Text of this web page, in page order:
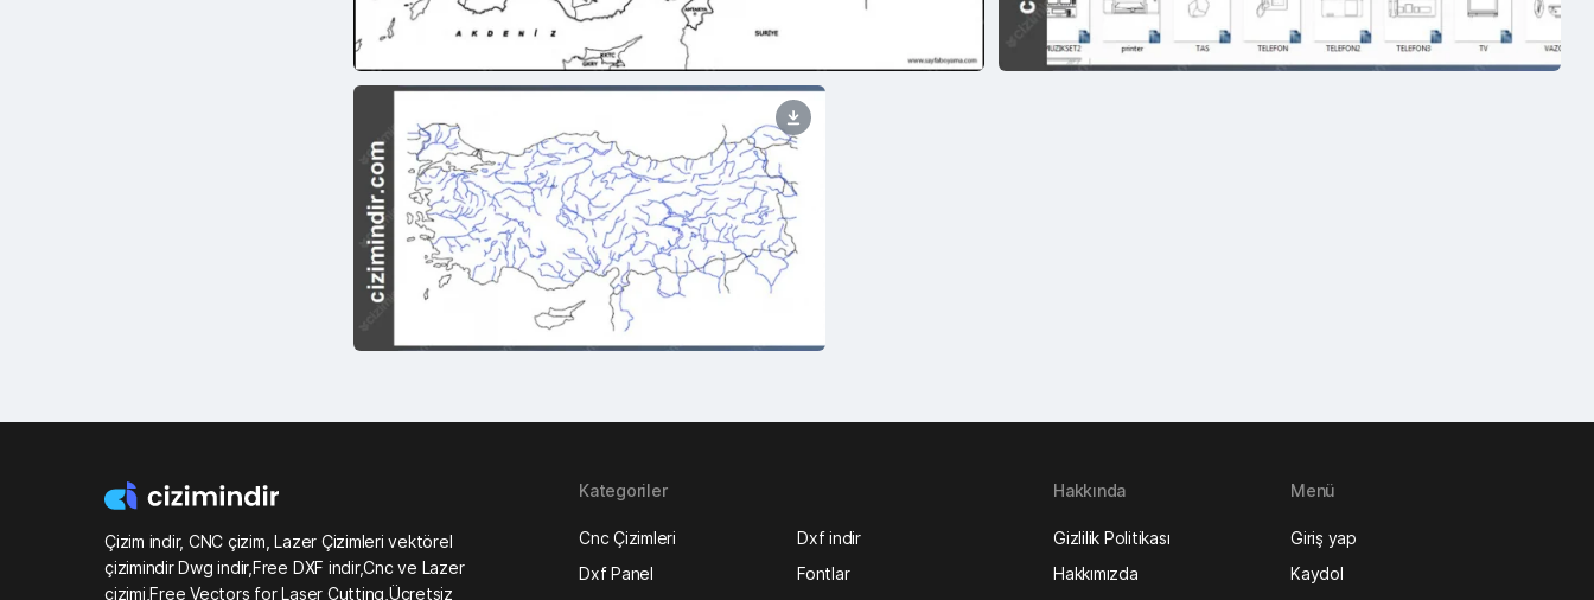
Çizim indir, CNC çizim, Lazer Çizimleri vektörel
çizimindir Dwg indir,Free DXF indir,Cnc ve Lazer
çizimi,Free Vectors for Laser Cutting,Ücretsiz
Kategoriler
Cnc Çizimleri
Dxf indir
Dxf Panel
Fontlar
Hakkında
Gizlilik Politikası
Hakkımızda
Menü
Giriş yap
Kaydol